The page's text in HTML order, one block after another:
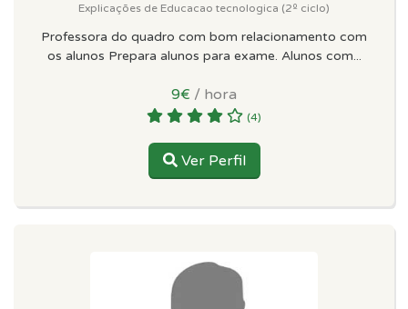
Explicações de Educacao tecnologica (2º ciclo)
Professora do quadro com bom relacionamento com
os alunos Prepara alunos para exame. Alunos com...
9€ / hora
(4)
Ver Perfil